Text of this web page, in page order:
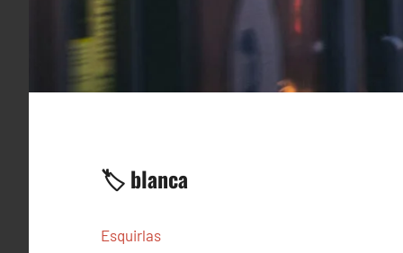
🏷️ blanca
Esquirlas